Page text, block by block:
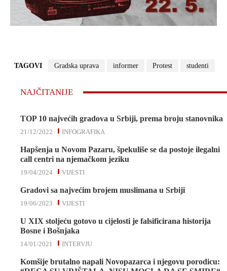
TAGOVI Gradska uprava informer Protest studenti
NAJČITANIJE
TOP 10 najvećih gradova u Srbiji, prema broju stanovnika
INFOGRAFIKA
21/12/2022
Hapšenja u Novom Pazaru, špekuliše se da postoje ilegalni
call centri na njemačkom jeziku
VIJESTI
19/04/2024
Gradovi sa najvećim brojem muslimana u Srbiji
VIJESTI
19/06/2023
U XIX stoljeću gotovo u cijelosti je falsificirana historija
Bosne i Bošnjaka
INTERVJU
14/01/2021
Komšije brutalno napali Novopazarca i njegovu porodicu: